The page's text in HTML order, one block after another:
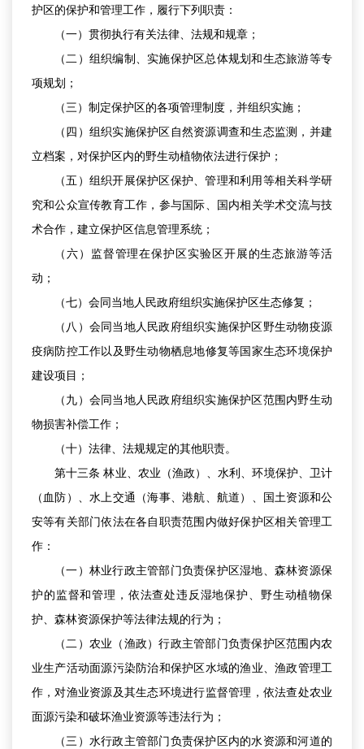
护区的保护和管理工作，履行下列职责：
（一）贯彻执行有关法律、法规和规章；
（二）组织编制、实施保护区总体规划和生态旅游等专
项规划；
（三）制定保护区的各项管理制度，并组织实施；
（四）组织实施保护区自然资源调查和生态监测，并建
立档案，对保护区内的野生动植物依法进行保护；
（五）组织开展保护区保护、管理和利用等相关科学研
究和公众宣传教育工作，参与国际、国内相关学术交流与技
术合作，建立保护区信息管理系统；
（六）监督管理在保护区实验区开展的生态旅游等活
动；
（七）会同当地人民政府组织实施保护区生态修复；
（八）会同当地人民政府组织实施保护区野生动物疫源
疫病防控工作以及野生动物栖息地修复等国家生态环境保护
建设项目；
（九）会同当地人民政府组织实施保护区范围内野生动
物损害补偿工作；
（十）法律、法规规定的其他职责。
第十三条 林业、农业（渔政）、水利、环境保护、卫计
（血防）、水上交通（海事、港航、航道）、国土资源和公
安等有关部门依法在各自职责范围内做好保护区相关管理工
作：
（一）林业行政主管部门负责保护区湿地、森林资源保
护的监督和管理，依法查处违反湿地保护、野生动植物保
护、森林资源保护等法律法规的行为；
（二）农业（渔政）行政主管部门负责保护区范围内农
业生产活动面源污染防治和保护区水域的渔业、渔政管理工
作，对渔业资源及其生态环境进行监督管理，依法查处农业
面源污染和破坏渔业资源等违法行为；
（三）水行政主管部门负责保护区内的水资源和河道的